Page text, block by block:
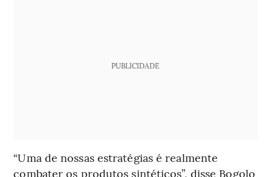
PUBLICIDADE
“Uma de nossas estratégias é realmente
combater os produtos sintéticos”, disse Bogolo